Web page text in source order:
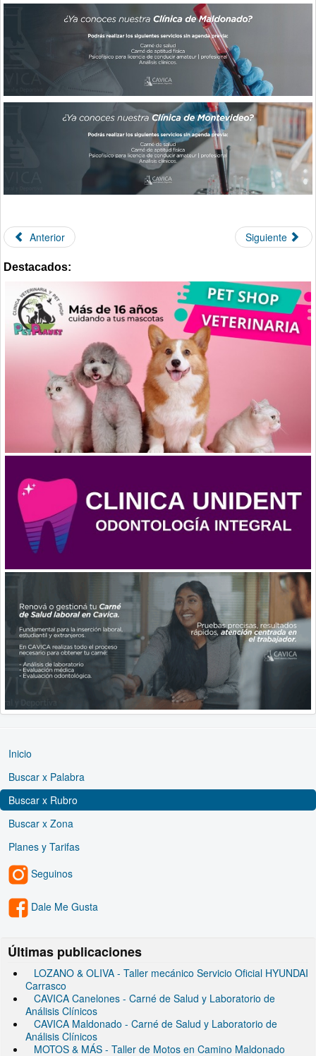
Anterior Siguiente
Destacados:
Inicio
Buscar x Palabra
Buscar x Rubro
Buscar x Zona
Planes y Tarifas
Seguinos
Dale Me Gusta
Últimas publicaciones
LOZANO & OLIVA - Taller mecánico Servicio Oficial HYUNDAI
Carrasco
CAVICA Canelones - Carné de Salud y Laboratorio de
Análisis Clínicos
CAVICA Maldonado - Carné de Salud y Laboratorio de
Análisis Clínicos
MOTOS & MÁS - Taller de Motos en Camino Maldonado